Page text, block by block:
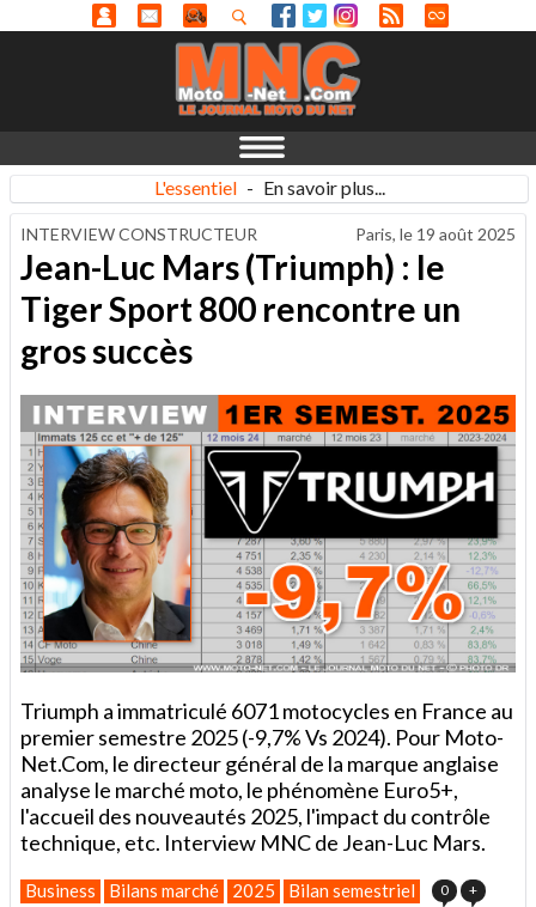
L'essentiel - En savoir plus...
INTERVIEW CONSTRUCTEUR Paris, le 19 août 2025
Jean-Luc Mars (Triumph) : le
Tiger Sport 800 rencontre un
gros succès
Triumph a immatriculé 6071 motocycles en France au
premier semestre 2025 (-9,7% Vs 2024). Pour Moto-
Net.Com, le directeur général de la marque anglaise
analyse le marché moto, le phénomène Euro5+,
l'accueil des nouveautés 2025, l'impact du contrôle
technique, etc. Interview MNC de Jean-Luc Mars.
Business Bilans marché 2025 Bilan semestriel 0 +